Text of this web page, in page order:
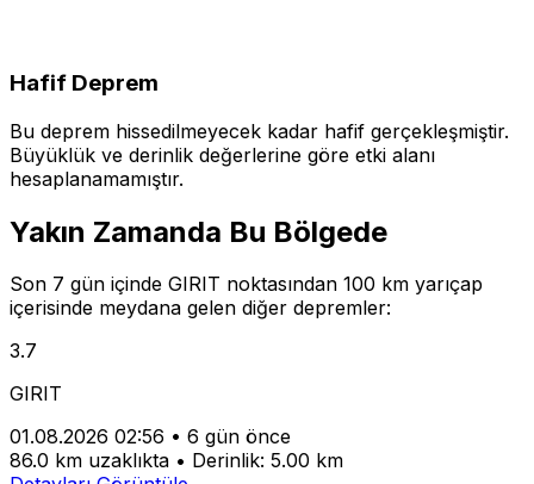
Hafif Deprem
Bu deprem hissedilmeyecek kadar hafif gerçekleşmiştir.
Büyüklük ve derinlik değerlerine göre etki alanı
hesaplanamamıştır.
Yakın Zamanda Bu Bölgede
Son 7 gün içinde GIRIT noktasından 100 km yarıçap
içerisinde meydana gelen diğer depremler:
3.7
GIRIT
01.08.2026 02:56 • 6 gün önce
86.0 km uzaklıkta • Derinlik: 5.00 km